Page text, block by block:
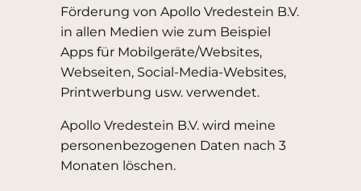
Förderung von Apollo Vredestein B.V.
in allen Medien wie zum Beispiel
Apps für Mobilgeräte/Websites,
Webseiten, Social-Media-Websites,
Printwerbung usw. verwendet.
Apollo Vredestein B.V. wird meine
personenbezogenen Daten nach 3
Monaten löschen.